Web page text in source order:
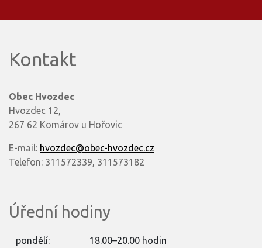
Kontakt
Obec Hvozdec
Hvozdec 12,
267 62 Komárov u Hořovic
E-mail: hvozdec@obec-hvozdec.cz
Telefon: 311572339, 311573182
Úřední hodiny
pondělí: 18.00–20.00 hodin